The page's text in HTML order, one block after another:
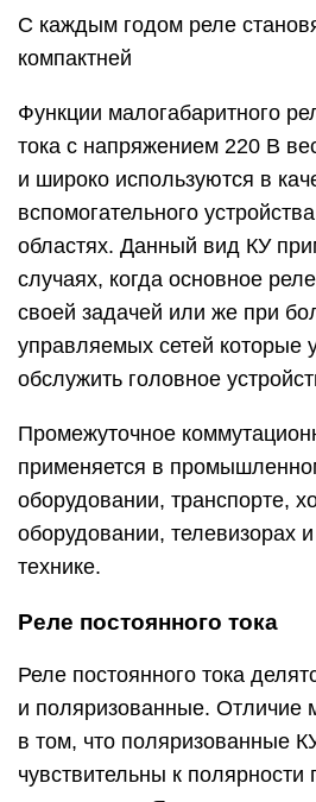
С каждым годом реле
компактней
Функции малогабаритного
тока с напряжением 220 В
и широко используются в
вспомогательного
областях. Данный вид КУ
случаях, когда основное
своей задачей или же при
управляемых сетей которые
обслужить головное
Промежуточное
применяется в
оборудовании, транспорте,
оборудовании, телевизорах
технике.
Реле постоянного тока
Реле постоянного тока
и поляризованные. Отличие
в том, что поляризованные
чувствительны к полярности